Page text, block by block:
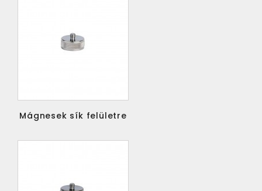
Mágnesek sík felületre